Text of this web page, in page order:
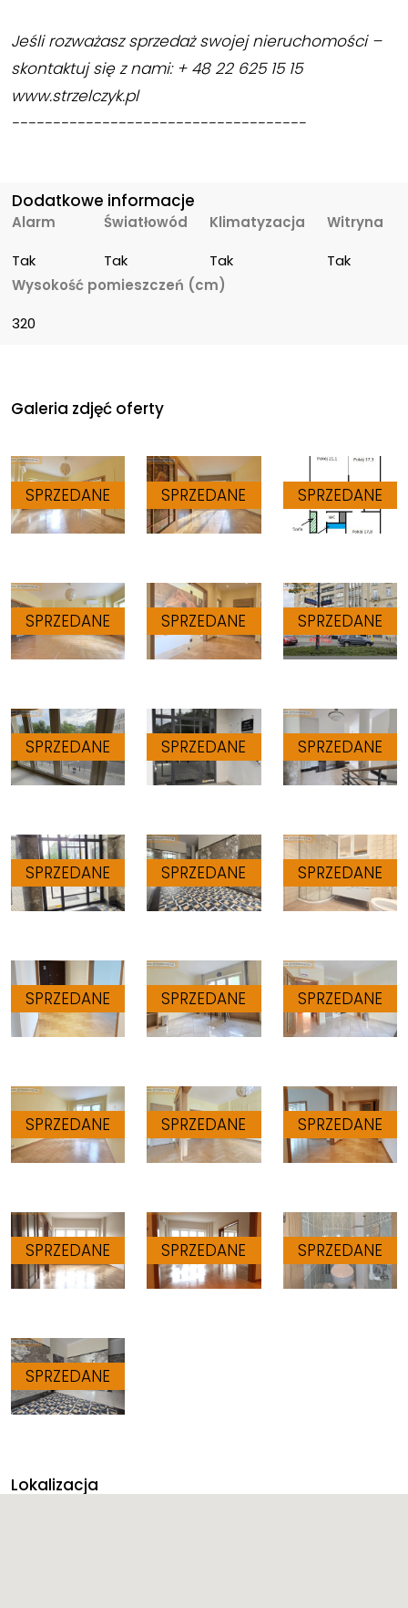
Jeśli rozważasz sprzedaż swojej nieruchomości –
skontaktuj się z nami: + 48 22 625 15 15
www.strzelczyk.pl
------------------------------------
Dodatkowe informacje
Alarm
Tak
Światłowód
Tak
Klimatyzacja
Tak
Witryna
Tak
Wysokość pomieszczeń (cm)
320
Galeria zdjęć oferty
Lokalizacja